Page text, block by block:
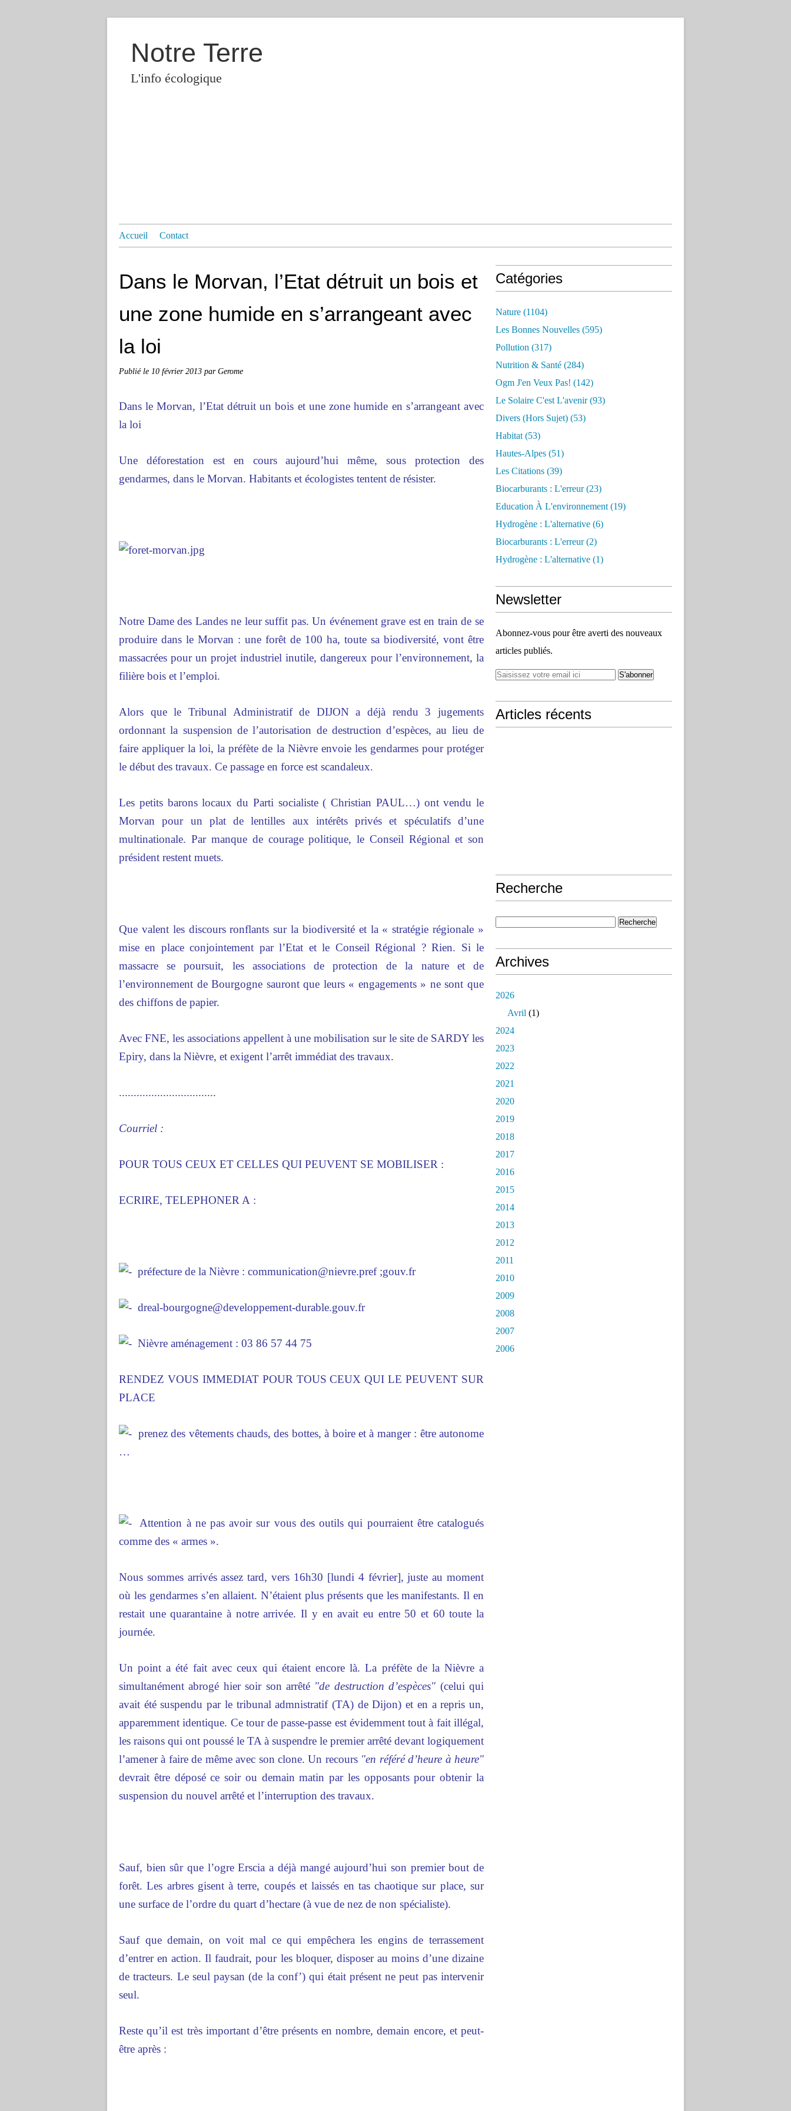
Notre Terre
L'info écologique
Accueil Contact
Dans le Morvan, l’Etat détruit un bois et
une zone humide en s’arrangeant avec
la loi
Publié le 10 février 2013 par Gerome
Dans le Morvan, l’Etat détruit un bois et une zone humide en s’arrangeant avec
la loi
Une déforestation est en cours aujourd’hui même, sous protection des
gendarmes, dans le Morvan. Habitants et écologistes tentent de résister.
Notre Dame des Landes ne leur suffit pas. Un événement grave est en train de se
produire dans le Morvan : une forêt de 100 ha, toute sa biodiversité, vont être
massacrées pour un projet industriel inutile, dangereux pour l’environnement, la
filière bois et l’emploi.
Alors que le Tribunal Administratif de DIJON a déjà rendu 3 jugements
ordonnant la suspension de l’autorisation de destruction d’espèces, au lieu de
faire appliquer la loi, la préfète de la Nièvre envoie les gendarmes pour protéger
le début des travaux. Ce passage en force est scandaleux.
Les petits barons locaux du Parti socialiste ( Christian PAUL…) ont vendu le
Morvan pour un plat de lentilles aux intérêts privés et spéculatifs d’une
multinationale. Par manque de courage politique, le Conseil Régional et son
président restent muets.
Que valent les discours ronflants sur la biodiversité et la « stratégie régionale »
mise en place conjointement par l’Etat et le Conseil Régional ? Rien. Si le
massacre se poursuit, les associations de protection de la nature et de
l’environnement de Bourgogne sauront que leurs « engagements » ne sont que
des chiffons de papier.
Avec FNE, les associations appellent à une mobilisation sur le site de SARDY les
Epiry, dans la Nièvre, et exigent l’arrêt immédiat des travaux.
.................................
Courriel :
POUR TOUS CEUX ET CELLES QUI PEUVENT SE MOBILISER :
ECRIRE, TELEPHONER A :
préfecture de la Nièvre : communication@nievre.pref ;gouv.fr
dreal-bourgogne@developpement-durable.gouv.fr
Nièvre aménagement : 03 86 57 44 75
RENDEZ VOUS IMMEDIAT POUR TOUS CEUX QUI LE PEUVENT SUR
PLACE
prenez des vêtements chauds, des bottes, à boire et à manger : être autonome
…
Attention à ne pas avoir sur vous des outils qui pourraient être catalogués
comme des « armes ».
Nous sommes arrivés assez tard, vers 16h30 [lundi 4 février], juste au moment
où les gendarmes s’en allaient. N’étaient plus présents que les manifestants. Il en
restait une quarantaine à notre arrivée. Il y en avait eu entre 50 et 60 toute la
journée.
Un point a été fait avec ceux qui étaient encore là. La préfète de la Nièvre a
simultanément abrogé hier soir son arrêté "de destruction d’espèces" (celui qui
avait été suspendu par le tribunal admnistratif (TA) de Dijon) et en a repris un,
apparemment identique. Ce tour de passe-passe est évidemment tout à fait illégal,
les raisons qui ont poussé le TA à suspendre le premier arrêté devant logiquement
l’amener à faire de même avec son clone. Un recours "en référé d’heure à heure"
devrait être déposé ce soir ou demain matin par les opposants pour obtenir la
suspension du nouvel arrêté et l’interruption des travaux.
Sauf, bien sûr que l’ogre Erscia a déjà mangé aujourd’hui son premier bout de
forêt. Les arbres gisent à terre, coupés et laissés en tas chaotique sur place, sur
une surface de l’ordre du quart d’hectare (à vue de nez de non spécialiste).
Sauf que demain, on voit mal ce qui empêchera les engins de terrassement
d’entrer en action. Il faudrait, pour les bloquer, disposer au moins d’une dizaine
de tracteurs. Le seul paysan (de la conf’) qui était présent ne peut pas intervenir
seul.
Reste qu’il est très important d’être présents en nombre, demain encore, et peut-
être après :
Catégories
Nature (1104)
Les Bonnes Nouvelles (595)
Pollution (317)
Nutrition & Santé (284)
Ogm J'en Veux Pas! (142)
Le Solaire C'est L'avenir(93)
Divers (hors Sujet) (53)
Habitat (53)
Hautes-Alpes (51)
Les Citations (39)
Biocarburants : L'erreur(23)
Education À L'environnement (19)
Hydrogène : L'alternative (6)
Biocarburants : L'erreur(2)
Hydrogène : L'alternative (1)
Newsletter
Abonnez-vous pour être averti des nouveaux
articles publiés.
Articles récents
Recherche
Archives
2026
Avril (1)
2024
2023
2022
2021
2020
2019
2018
2017
2016
2015
2014
2013
2012
2011
2010
2009
2008
2007
2006